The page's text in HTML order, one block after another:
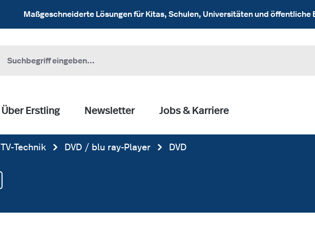
Maßgeschneiderte Lösungen für Kitas, Schulen, Universitäten und öffentliche
Über Erstling Newsletter Jobs & Karriere
TV-Technik DVD / blu ray-Player DVD